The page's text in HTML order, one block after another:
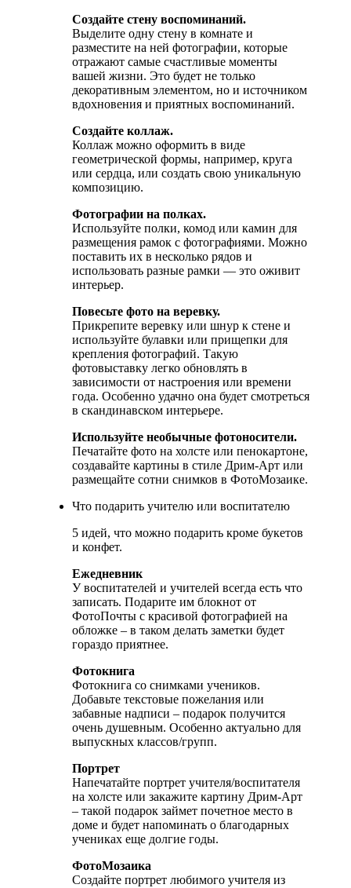
Создайте стену воспоминаний.
Выделите одну стену в комнате и
разместите на ней фотографии, которые
отражают самые счастливые моменты
вашей жизни. Это будет не только
декоративным элементом, но и источником
вдохновения и приятных воспоминаний.
Создайте коллаж.
Коллаж можно оформить в виде
геометрической формы, например, круга
или сердца, или создать свою уникальную
композицию.
Фотографии на полках.
Используйте полки, комод или камин для
размещения рамок с фотографиями. Можно
поставить их в несколько рядов и
использовать разные рамки — это оживит
интерьер.
Повесьте фото на веревку.
Прикрепите веревку или шнур к стене и
используйте булавки или прищепки для
крепления фотографий. Такую
фотовыставку легко обновлять в
зависимости от настроения или времени
года. Особенно удачно она будет смотреться
в скандинавском интерьере.
Используйте необычные фотоносители.
Печатайте фото на холсте или пенокартоне,
создавайте картины в стиле Дрим-Арт или
размещайте сотни снимков в ФотоМозаике.
Что подарить учителю или воспитателю
5 идей, что можно подарить кроме букетов
и конфет.
Ежедневник
У воспитателей и учителей всегда есть что
записать. Подарите им блокнот от
ФотоПочты с красивой фотографией на
обложке – в таком делать заметки будет
гораздо приятнее.
Фотокнига
Фотокнига со снимками учеников.
Добавьте текстовые пожелания или
забавные надписи – подарок получится
очень душевным. Особенно актуально для
выпускных классов/групп.
Портрет
Напечатайте портрет учителя/воспитателя
на холсте или закажите картину Дрим-Арт
– такой подарок займет почетное место в
доме и будет напоминать о благодарных
учениках еще долгие годы.
ФотоМозаика
Создайте портрет любимого учителя из